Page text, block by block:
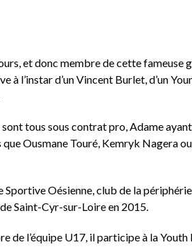
et donc membre de cette fameuse
l’instar d’un Vincent Burlet, d’un
sont tous sous contrat pro, Adame
Ousmane Touré, Kemryk Nagera
Sportive Oésienne, club de la
Saint-Cyr-sur-Loire en 2015.
de l’équipe U17, il participe à la Youth